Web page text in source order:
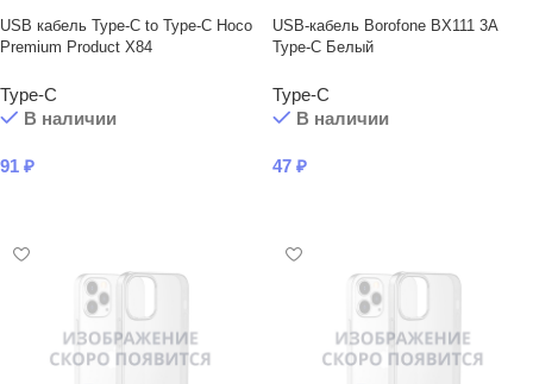
USB кабель Type-C to Type-C Hoco
Premium Product X84
Type-C
В наличии
91 ₽
USB-кабель Borofone BX111 3A
Type-C Белый
Type-C
В наличии
47 ₽